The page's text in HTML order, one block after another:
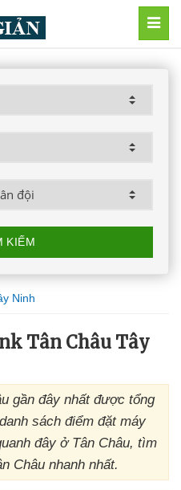
KIẾM
Ninh
Tân Châu Tây
gần đây nhất được tổng
sách điểm đặt máy
đây ở Tân Châu, tìm
Châu nhanh nhất.